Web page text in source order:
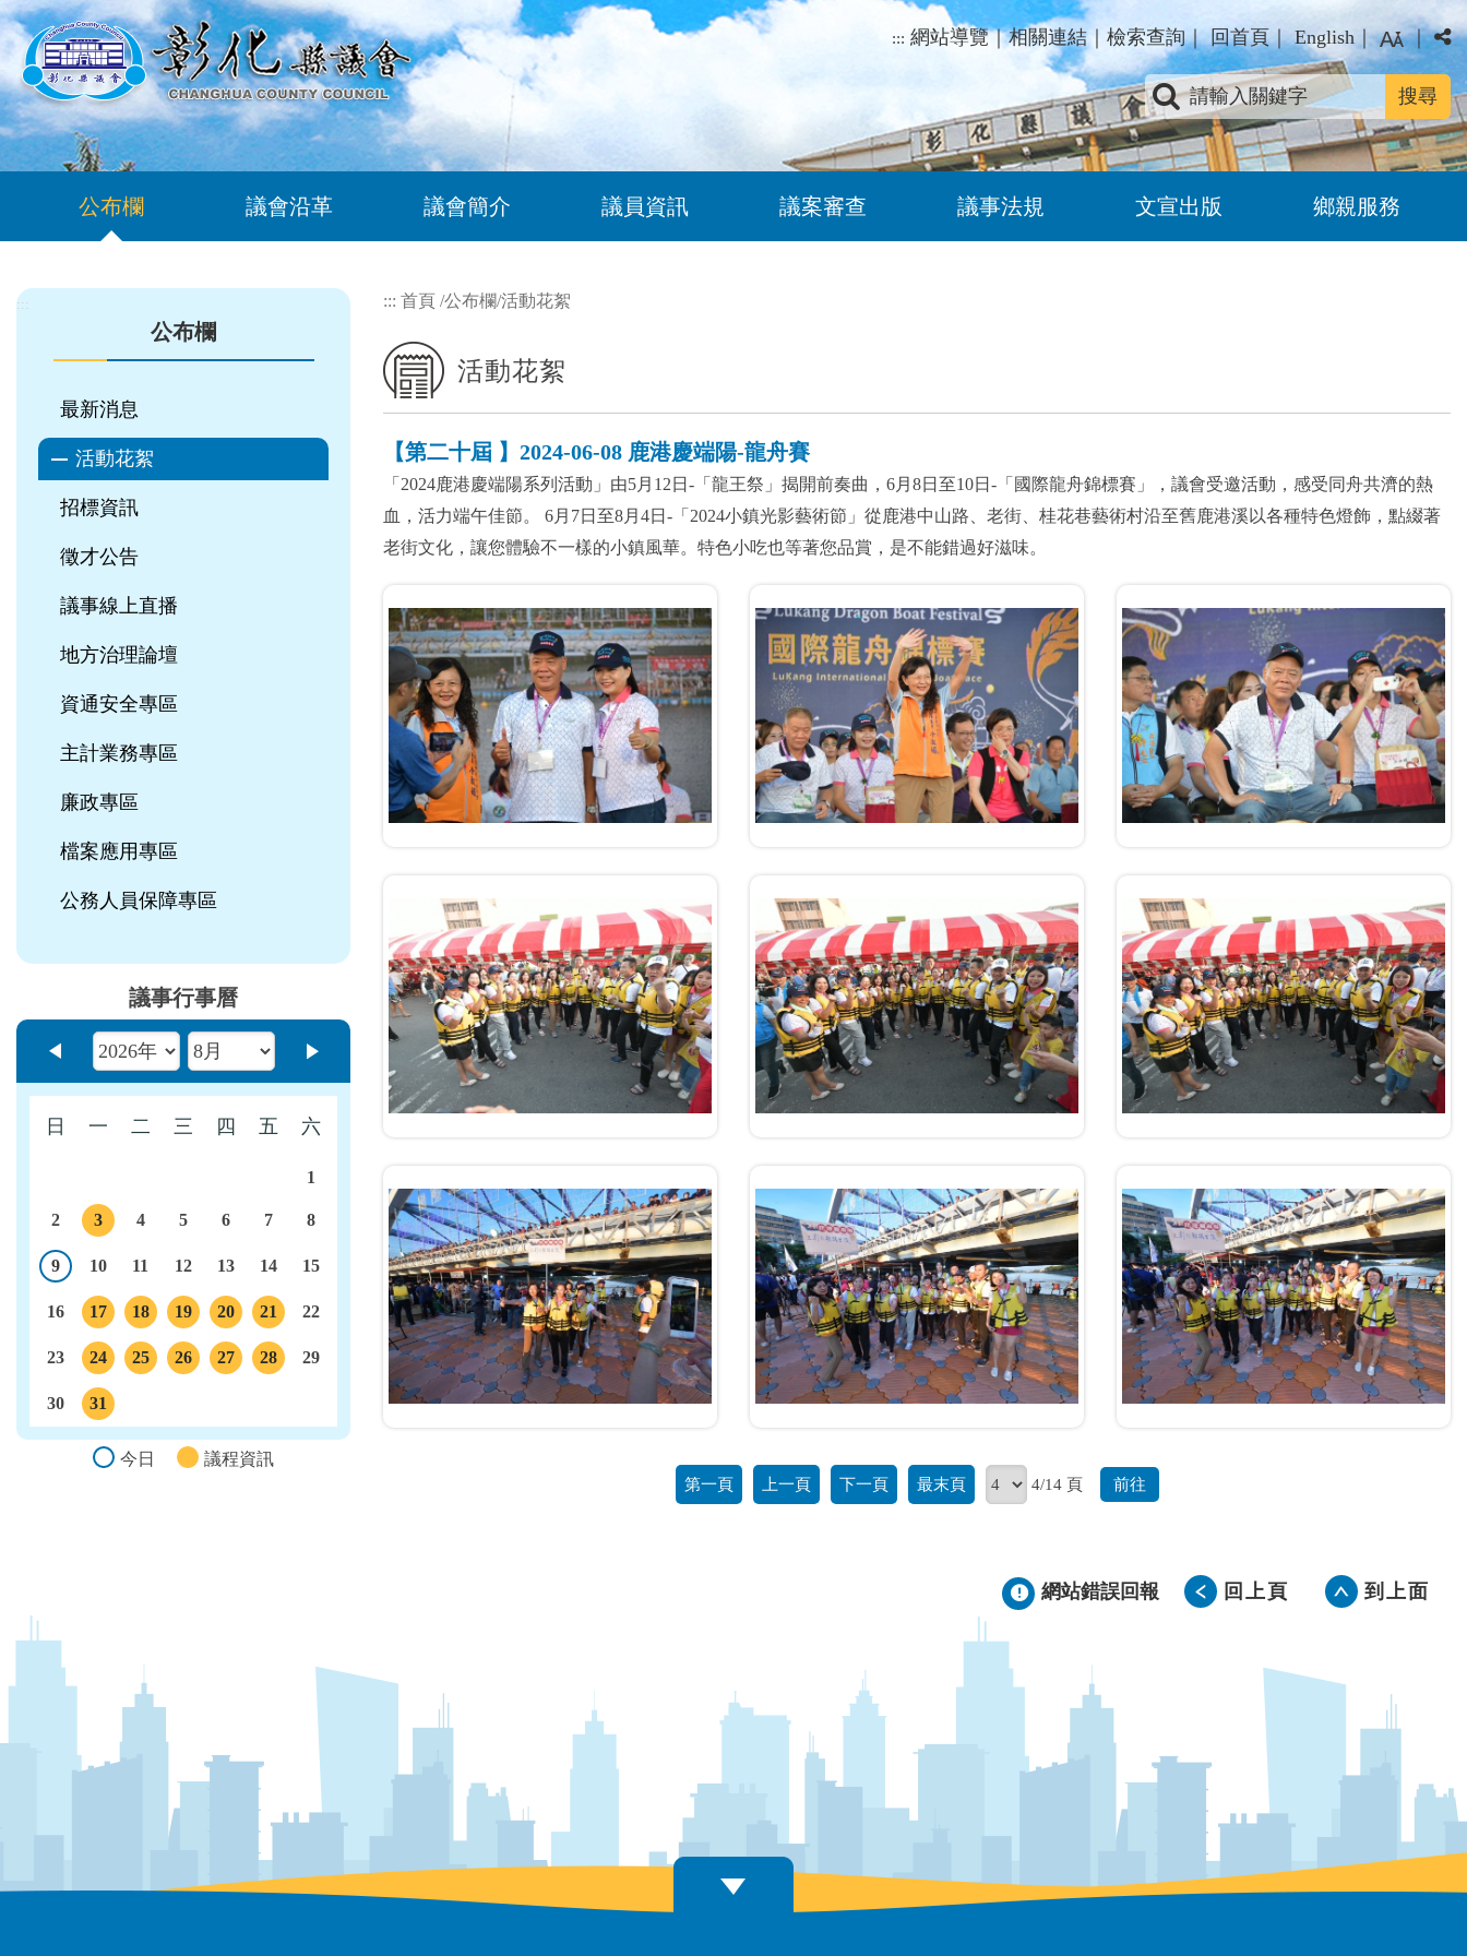
跳到主要內容區塊
::: 網站導覽｜相關連結 ｜ 檢索查詢｜回首頁｜English ｜ ｜
關鍵字查詢
公布欄 議會沿革 議會簡介 議員資訊 議案審查 議事法規 文宣出版 鄉親服務
:::
公布欄
最新消息
活動花絮
招標資訊
徵才公告
議事線上直播
地方治理論壇
資通安全專區
主計業務專區
廉政專區
檔案應用專區
公務人員保障專區
議事行事曆
上個月
日 一 二 三 四 五 六
1
2
3
4 5 6 7 8
9
10 11 12 13 14 15
16
17
議程
18
議程
19
議程
20
議程
21
議程
22
23
24
議程
25
26
27
28
29
30
31
今日
議程資訊
::: 首頁 /公布欄/活動花絮
活動花絮
【第二十屆 】2024-06-08 鹿港慶端陽-龍舟賽
「2024鹿港慶端陽系列活動」由5月12日-「龍王祭」揭開前奏曲，6月8日至10日-「國際龍舟錦標賽」，議會受邀活動，感受同舟共濟的熱
血，活力端午佳節。 6月7日至8月4日-「2024小鎮光影藝術節」從鹿港中山路、老街、桂花巷藝術村沿至舊鹿港溪以各種特色燈飾，點綴著
老街文化，讓您體驗不一樣的小鎮風華。特色小吃也等著您品賞，是不能錯過好滋味。
第一頁 上一頁 下一頁 最末頁 4/14 頁 前往
網站錯誤回報 回上頁 到上面